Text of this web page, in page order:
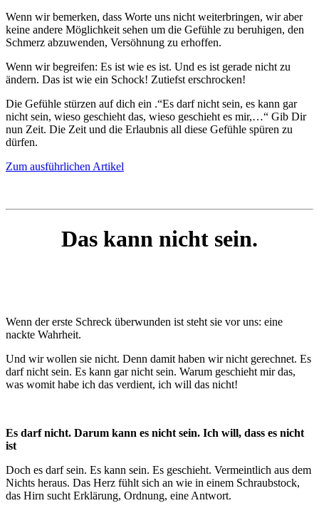
Wenn wir bemerken, dass Worte uns nicht weiterbringen, wir aber
keine andere Möglichkeit sehen um die Gefühle zu beruhigen, den
Schmerz abzuwenden, Versöhnung zu erhoffen.
Wenn wir begreifen: Es ist wie es ist. Und es ist gerade nicht zu
ändern. Das ist wie ein Schock! Zutiefst erschrocken!
Die Gefühle stürzen auf dich ein .“Es darf nicht sein, es kann gar
nicht sein, wieso geschieht das, wieso geschieht es mir,…“ Gib Dir
nun Zeit. Die Zeit und die Erlaubnis all diese Gefühle spüren zu
dürfen.
Zum ausführlichen Artikel
Das kann nicht sein.
Wenn der erste Schreck überwunden ist steht sie vor uns: eine
nackte Wahrheit.
Und wir wollen sie nicht. Denn damit haben wir nicht gerechnet. Es
darf nicht sein. Es kann gar nicht sein. Warum geschieht mir das,
was womit habe ich das verdient, ich will das nicht!
Es darf nicht. Darum kann es nicht sein. Ich will, dass es nicht
ist
Doch es darf sein. Es kann sein. Es geschieht. Vermeintlich aus dem
Nichts heraus. Das Herz fühlt sich an wie in einem Schraubstock,
das Hirn sucht Erklärung, Ordnung, eine Antwort.